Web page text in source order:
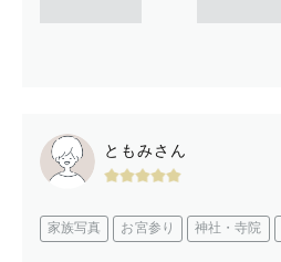
ともみさん
家族写真 お宮参り 神社・寺院